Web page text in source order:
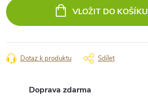
cena:
VLOŽIT DO KOŠÍKU
Dotaz k produktu Sdílet
Doprava zdarma